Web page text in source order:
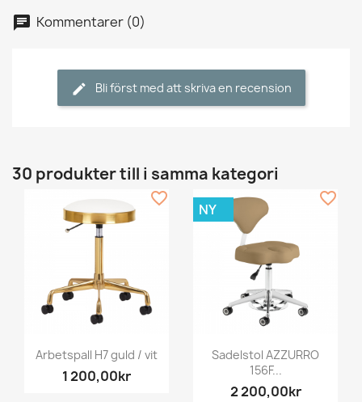
Kommentarer (0)
Bli först med att skriva en recension
30 produkter till i samma kategori
Arbetspall H7 guld / vit
1 200,00kr
favorite_border
Sadelstol AZZURRO
156F...
2 200,00kr
NY
favorite_border